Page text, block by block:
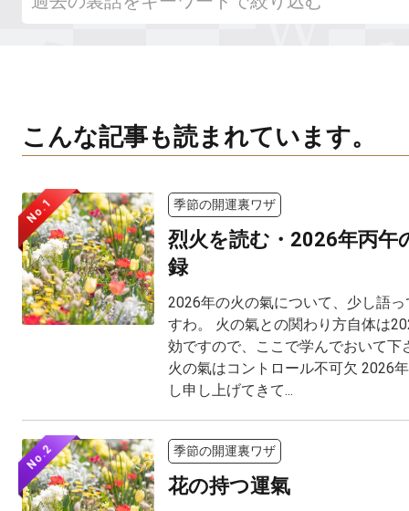
こんな記事も読まれています。
No.1 季節の開運裏ワザ
烈火を読む・2026年丙午
録
2026年の火の氣について、少し語
すわ。 火の氣との関わり方自体は
効ですので、ここで学んでおいて下
火の氣はコントロール不可欠 2026
し申し上げてきて...
No.2 季節の開運裏ワザ
花の持つ運氣